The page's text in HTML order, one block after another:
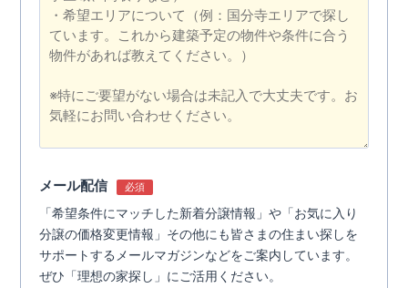
メール配信 必須
「希望条件にマッチした新着分譲情報」や「お気に入り
分譲の価格変更情報」その他にも皆さまの住まい探しを
サポートするメールマガジンなどをご案内しています。
ぜひ「理想の家探し」にご活用ください。